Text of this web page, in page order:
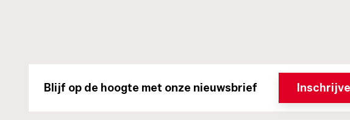
Blijf op de hoogte met onze nieuwsbrief